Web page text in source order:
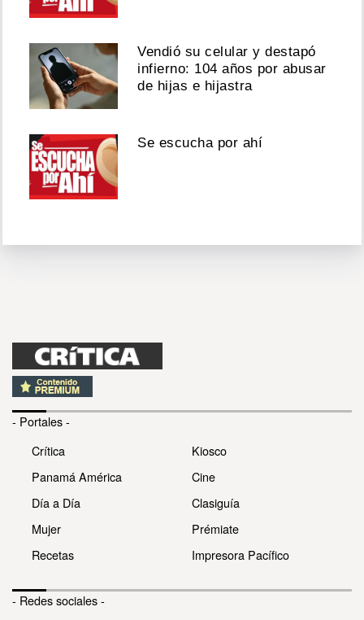
Vendió su celular y destapó
infierno: 104 años por abusar
de hijas e hijastra
Se escucha por ahí
- Portales -
Crítica
Panamá América
Día a Día
Mujer
Recetas
Kiosco
Cine
Clasiguía
Prémiate
Impresora Pacífico
- Redes sociales -